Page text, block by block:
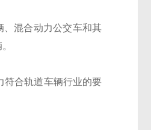
、混合动力公交车和其
符合轨道车辆行业的要